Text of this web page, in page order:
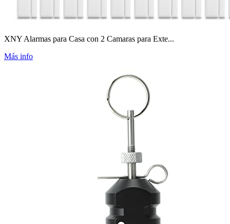
XNY Alarmas para Casa con 2 Camaras para Exte...
Más info